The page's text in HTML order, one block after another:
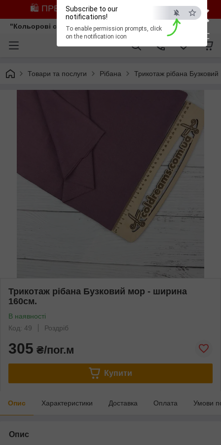
×
ESC
Subscribe to our
notifications!
To enable permission prompts, click
on the notification icon
🛍️ ПРЕДЗАМОВЛЕННЯ ЗІ ЗНИЖКОЮ
"Кольорові сни"
Товари та послуги Рібана Трикотаж рібана
Трикотаж рібана Бузковий мор - ширина
160см.
В наявності
Код: 49
Роздріб
305 ₴/пог.м
Купити
Опис Характеристики Доставка Оплата Умови
Опис